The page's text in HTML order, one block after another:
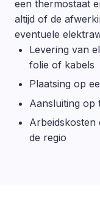
een thermostaat
altijd of de
eventuele
Levering van
folie of kabels
Plaatsing op
Aansluiting op
de regio